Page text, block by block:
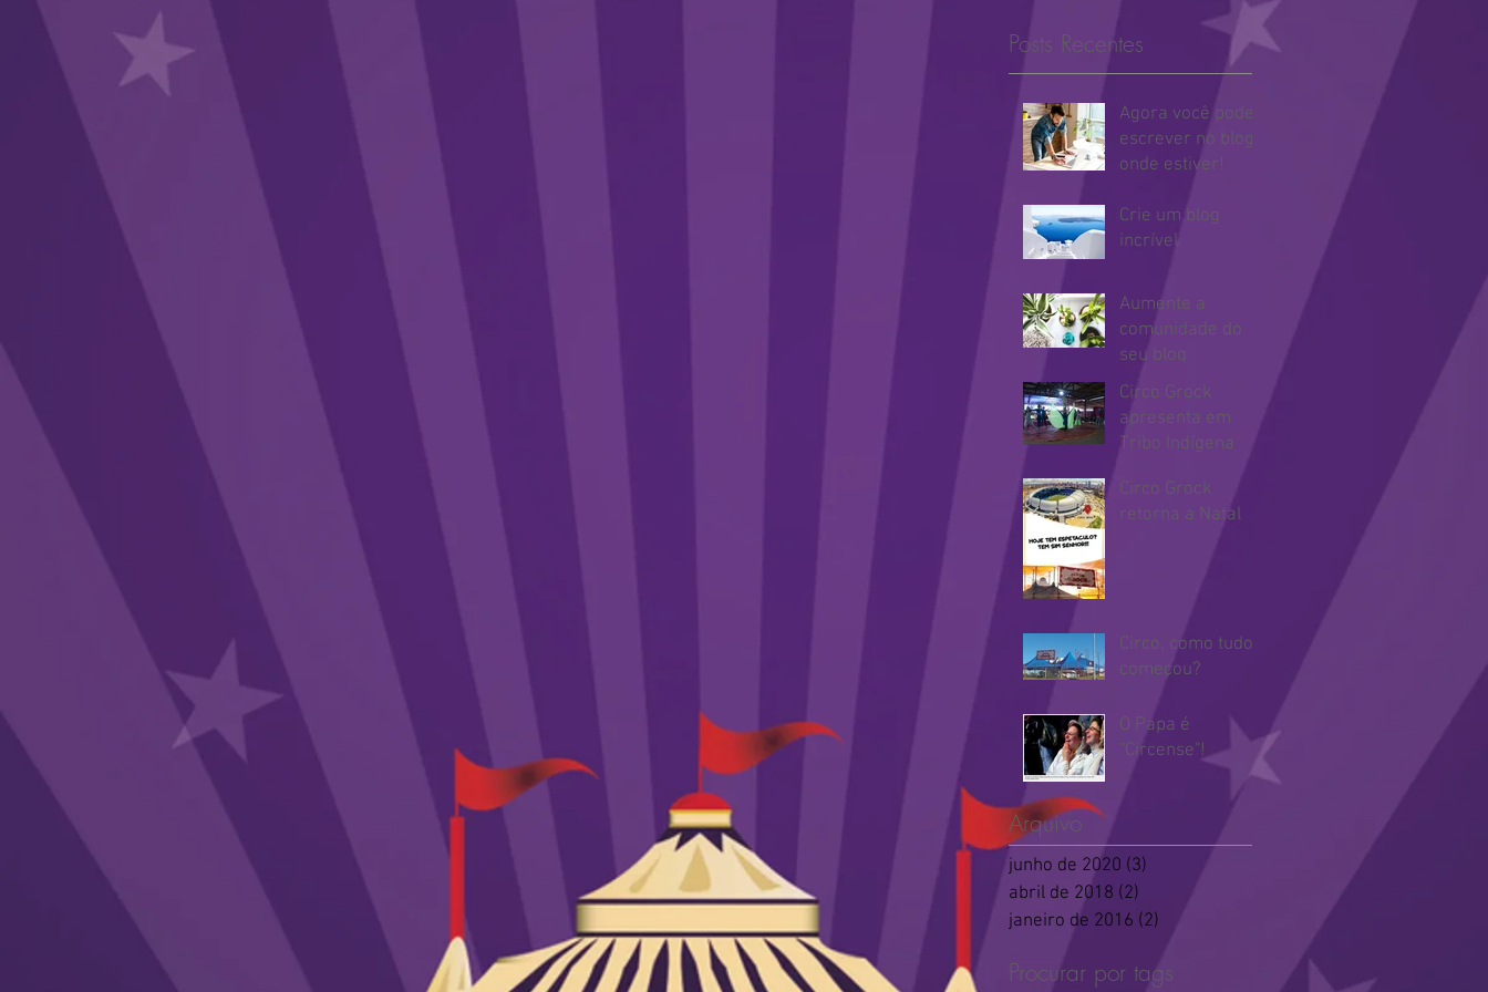
Posts Recentes
Agora você pode
escrever no blog
onde estiver!
Crie um blog
incrível
Aumente a
comunidade do
seu blog
Circo Grock
apresenta em
Tribo Indígena
Circo Grock
retorna a Natal
Circo, como tudo
começou?
O Papa é
"Circense"!
Arquivo
junho de 2020 (3)
abril de 2018 (2)
janeiro de 2016 (2)
Procurar por tags